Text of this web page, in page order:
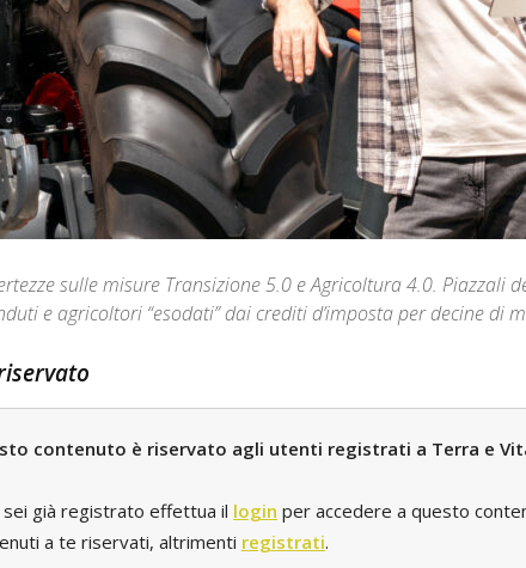
sulle misure Transizione 5.0 e Agricoltura 4.0. Piazzali
e agricoltori “esodati” dai crediti d’imposta per decine di
contenuto è riservato agli utenti registrati a Terra e
sei già registrato effettua il login per accedere a questo
a te riservati, altrimenti registrati.